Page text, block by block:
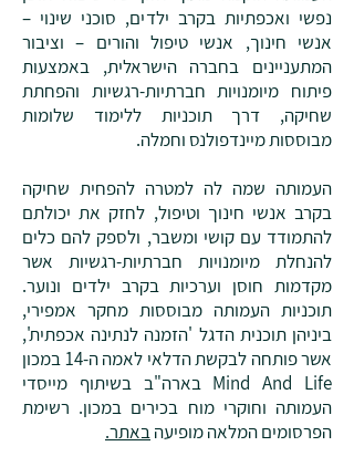
נפשי ואכפתיות בקרב ילדים, סוכני שינוי –
אנשי חינוך, אנשי טיפול והורים – וציבור
המתעניינים בחברה הישראלית, באמצעות
פיתוח מיומנויות חברתיות-רגשיות והפחתת
שחיקה, דרך תוכניות ללימוד שלומות
מבוססות מיינדפולנס וחמלה.
העמותה שמה לה למטרה להפחית שחיקה
בקרב אנשי חינוך וטיפול, לחזק את יכולתם
להתמודד עם קושי ומשבר, ולספק להם כלים
להנחלת מיומנויות חברתיות-רגשיות אשר
מקדמות חוסן וערכיות בקרב ילדים ונוער.
תוכניות העמותה מבוססות מחקר אמפירי,
ביניהן תוכנית הדגל 'הזמנה לנתינה אכפתית',
אשר פותחה לבקשת הדלאי לאמה ה-14 במכון
Mind And Life בארה"ב בשיתוף מייסדי
העמותה וחוקרי מוח בכירים במכון. רשימת
הפרסומים המלאה מופיעהבאתר.